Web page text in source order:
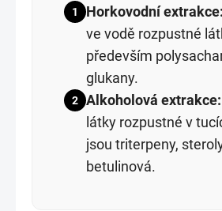
1 Horkovodní extrakce:
ve vodě rozpustné
především
glukany.
2 Alkoholová extrakce:
látky rozpustné v
jsou triterpeny,
betulinová.